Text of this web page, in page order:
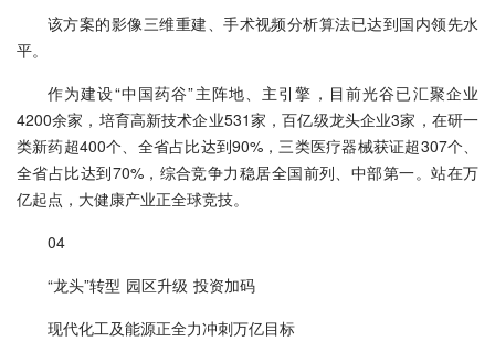
该方案的影像三维重建、手术视频分析算法已达到国内领先水
平。
作为建设“中国药谷”主阵地、主引擎，目前光谷已汇聚企业
4200余家，培育高新技术企业531家，百亿级龙头企业3家，在研一
类新药超400个、全省占比达到90%，三类医疗器械获证超307个、
全省占比达到70%，综合竞争力稳居全国前列、中部第一。站在万
亿起点，大健康产业正全球竞技。
04
“龙头”转型 园区升级 投资加码
现代化工及能源正全力冲刺万亿目标